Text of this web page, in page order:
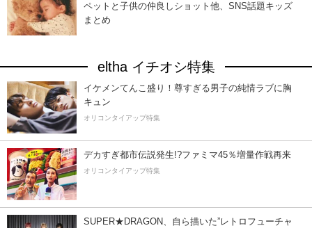
ペットと子供の仲良しショット他、SNS話題キッズ
まとめ
eltha イチオシ特集
イケメンてんこ盛り！尊すぎる男子の純情ラブに胸
キュン
オリコンタイアップ特集
デカすぎ都市伝説発生!?ファミマ45％増量作戦再来
オリコンタイアップ特集
SUPER★DRAGON、自ら描いた”レトロフューチャ